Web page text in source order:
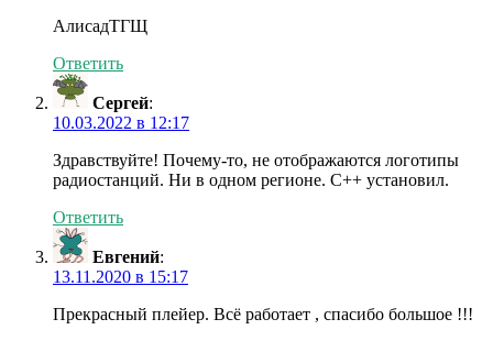
АлисадТГЩ
Ответить
Сергей:
10.03.2022 в 12:17
Здравствуйте! Почему-то, не отображаются логотипы
радиостанций. Ни в одном регионе. С++ установил.
Ответить
Евгений:
13.11.2020 в 15:17
Прекрасный плейер. Всё работает , спасибо большое !!!